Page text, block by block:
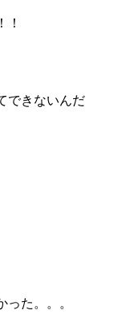
！
できないんだ
た。。。